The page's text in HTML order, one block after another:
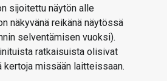
sijoitettu näytön alle
näkyvänä reikänä näytössä
selventämisen vuoksi).
ratkaisuista olisivat
missään laitteissaan.